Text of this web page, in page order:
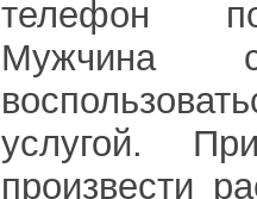
телефон
Мужчина
услугой.
произвести